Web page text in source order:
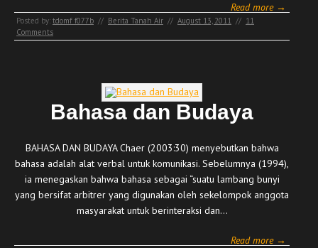
Read more →
Posted by: tdomf_f077b // Berita Tanah Air // August 13, 2011 // 11
Comments
Bahasa dan Budaya
BAHASA DAN BUDAYA Chaer (2003:30) menyebutkan bahwa
bahasa adalah alat verbal untuk komunikasi. Sebelumnya (1994),
ia menegaskan bahwa bahasa sebagai “suatu lambang bunyi
yang bersifat arbitrer yang digunakan oleh sekelompok anggota
masyarakat untuk berinteraksi dan…
Read more →